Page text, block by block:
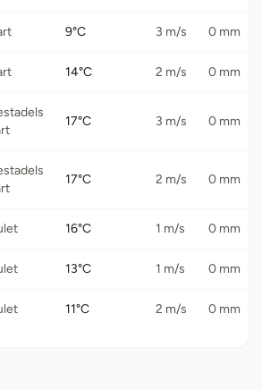
9°C 3 m/s 0 mm
14°C 2 m/s 0 mm
17°C 3 m/s 0 mm
17°C 2 m/s 0 mm
16°C 1 m/s 0 mm
13°C 1 m/s 0 mm
11°C 2 m/s 0 mm